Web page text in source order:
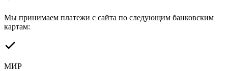
Мы принимаем платежи с сайта по следующим банковским
картам:
МИР